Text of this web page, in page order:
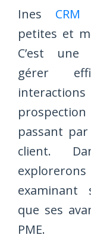
Ines CRM
petites et
C’est
gérer
passant
client.
examinant
que ses
PME.